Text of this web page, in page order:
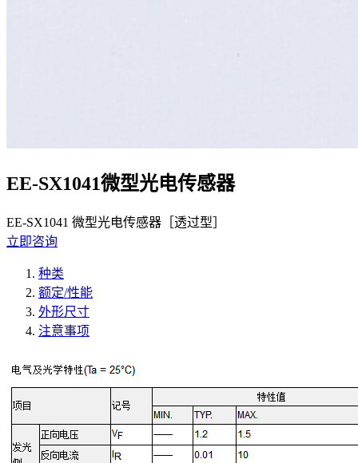
EE-SX1041微型光电传感器
EE-SX1041 微型光电传感器［透过型］
立即咨询
种类
额定/性能
外形尺寸
注意事项